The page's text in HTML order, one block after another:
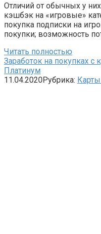
Отличий от обычных у
кэшбэк на «игровые»
покупка подписки на
покупки; возможность
Читать полностью
Заработок на покупках
Платинум
11.04.2020Рубрика: